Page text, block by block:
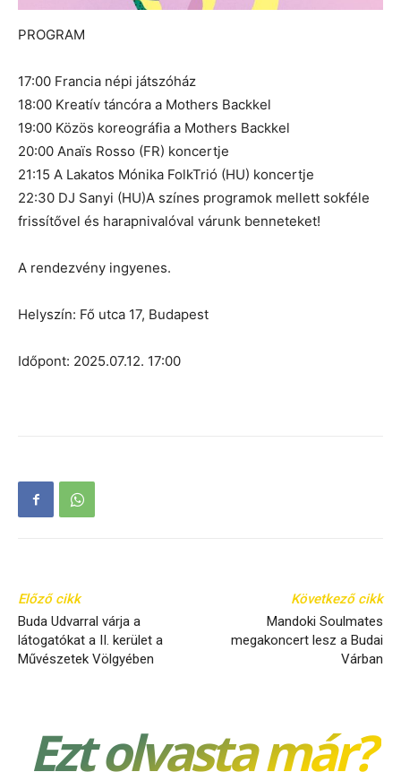
PROGRAM
17:00 Francia népi játszóház
18:00 Kreatív táncóra a Mothers Backkel
19:00 Közös koreográfia a Mothers Backkel
20:00 Anaïs Rosso (FR) koncertje
21:15 A Lakatos Mónika FolkTrió (HU) koncertje
22:30 DJ Sanyi (HU)A színes programok mellett sokféle
frissítővel és harapnivalóval várunk benneteket!
A rendezvény ingyenes.
Helyszín: Fő utca 17, Budapest
Időpont: 2025.07.12. 17:00
Előző cikk
Buda Udvarral várja a
látogatókat a II. kerület a
Művészetek Völgyében
Következő cikk
Mandoki Soulmates
megakoncert lesz a Budai
Várban
Ezt olvasta már?